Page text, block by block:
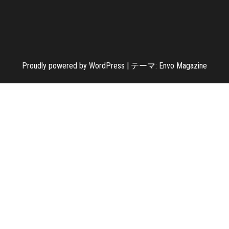
Proudly powered by WordPress | テーマ: Envo Magazine